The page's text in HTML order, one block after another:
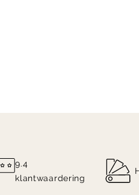
9.4
klantwaardering